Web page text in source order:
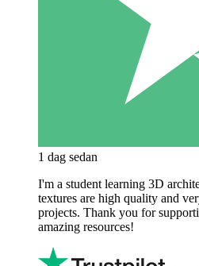
1 dag sedan
I'm a student learning 3D
textures are high quality and
projects. Thank you for
amazing resources!